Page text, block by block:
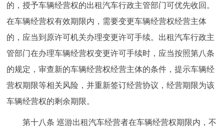
的，授予车辆经营权的出租汽车行政主管部门可优先收回。
在车辆经营权有效期限内，需要变更车辆经营权经营主体
的，应当到原许可机关办理变更许可手续。出租汽车行政主
管部门在办理车辆经营权变更许可手续时，应当按照第八条
的规定，审查新的车辆经营权经营主体的条件，提示车辆经
营权期限等相关风险，并重新签订经营协议，经营期限为该
车辆经营权的剩余期限。
第十八条 巡游出租汽车经营者在车辆经营权期限内，不